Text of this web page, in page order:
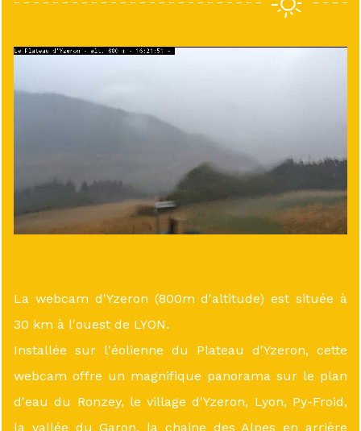
La webcam d'Yzeron (800m d'altitude) est située à
30 km à l'ouest de LYON.
Installée sur l'éolienne du Plateau d'Yzeron, cette
webcam offre un magnifique panorama sur le plan
d'eau du Ronzey, le village d'Yzeron, Lyon, Py-Froid,
la vallée du Garon, la chaine des Alpes en arrière